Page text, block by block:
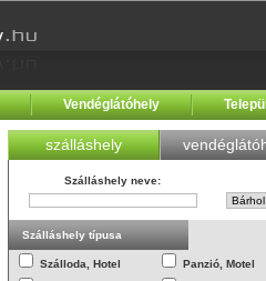
Vendéglátóhely
szálláshely
Szálláshely neve:
Szálláshely típusa
Szálloda, Hotel
Panzió, Motel